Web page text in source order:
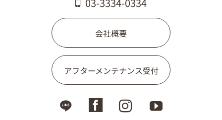
会社概要
アフターメンテナンス受付